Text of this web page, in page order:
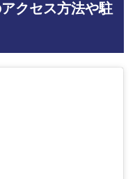
クセス方法や駐